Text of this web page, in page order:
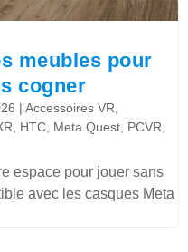
meubles pour
cogner
|Accessoires VR,
, HTC, Meta Quest, PCVR,
espace pour jouer sans
avec les casques Meta